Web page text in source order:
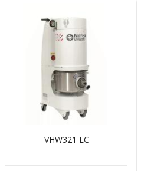
VHW320 LC